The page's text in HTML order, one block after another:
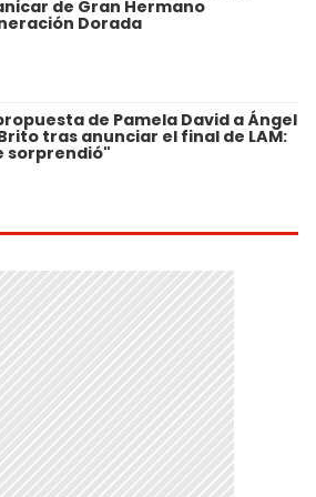
de Gran Hermano
Dorada
de Pamela David a Ángel
tras anunciar el final de LAM:
sorprendió"